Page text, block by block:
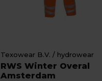
Texowear B.V. / hydrowear
RWS Winter Overal
Amsterdam